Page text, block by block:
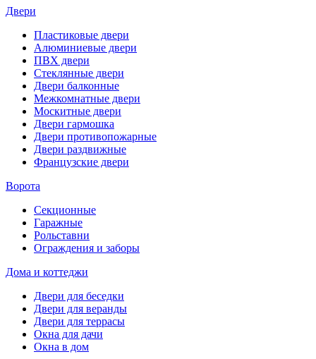
Двери
Пластиковые двери
Алюминиевые двери
ПВХ двери
Стеклянные двери
Двери балконные
Межкомнатные двери
Москитные двери
Двери гармошка
Двери противопожарные
Двери раздвижные
Французские двери
Ворота
Секционные
Гаражные
Рольставни
Ограждения и заборы
Дома и коттеджи
Двери для беседки
Двери для веранды
Двери для террасы
Окна для дачи
Окна в дом